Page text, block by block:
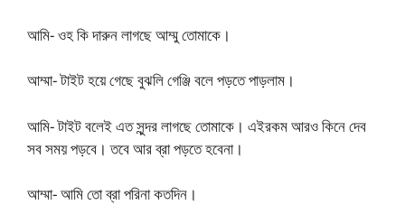
আমি- ওহ কি দারুন লাগছে আম্মু তোমাকে।
আম্মা- টাইট হয়ে গেছে বুঝলি গেঞ্জি বলে পড়তে পাড়লাম।
আমি- টাইট বলেই এত সুন্দর লাগছে তোমাকে। এইরকম আরও কিনে দেব
সব সময় পড়বে। তবে আর ব্রা পড়তে হবেনা।
আম্মা- আমি তো ব্রা পরিনা কতদিন।